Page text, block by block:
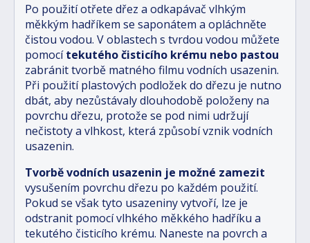
Po použití otřete dřez a odkapávač vlhkým
měkkým hadříkem se saponátem a opláchněte
čistou vodou. V oblastech s tvrdou vodou můžete
pomocítekutého čisticího krému nebo pastou
zabránit tvorbě matného filmu vodních usazenin.
Při použití plastových podložek do dřezu je nutno
dbát, aby nezůstávaly dlouhodobě položeny na
povrchu dřezu, protože se pod nimi udržují
nečistoty a vlhkost, která způsobí vznik vodních
usazenin.
Tvorbě vodních usazenin je možné zamezit
vysušením povrchu dřezu po každém použití.
Pokud se však tyto usazeniny vytvoří, lze je
odstranit pomocí vlhkého měkkého hadříku a
tekutého čisticího krému. Naneste na povrch a